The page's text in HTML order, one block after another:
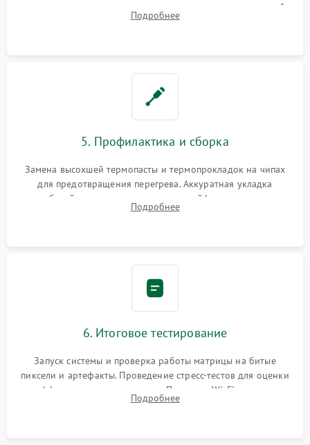
матрицы, замена неисправного накопителя на скоростной
SSD или установка новых модулей памяти.
Подробнее
5. Профилактика и сборка
Замена высохшей термопасты и термопрокладок на чипах
для предотвращения перегрева. Аккуратная укладка
кабелей, подключение хрупких шлейфов матрицы и
надежная фиксация всех элементов внутри корпуса
Подробнее
6. Итоговое тестирование
Запуск системы и проверка работы матрицы на битые
пиксели и артефакты. Проведение стресс-тестов для оценки
эффективности охлаждения. Проверка Wi-Fi, камеры,
микрофона и всех портов перед выдачей устройства.
Подробнее